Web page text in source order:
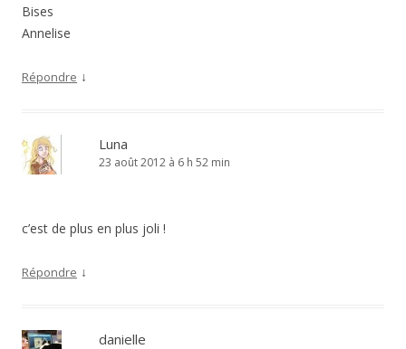
Bises
Annelise
Répondre ↓
Luna
23 août 2012 à 6 h 52 min
c’est de plus en plus joli !
Répondre ↓
danielle